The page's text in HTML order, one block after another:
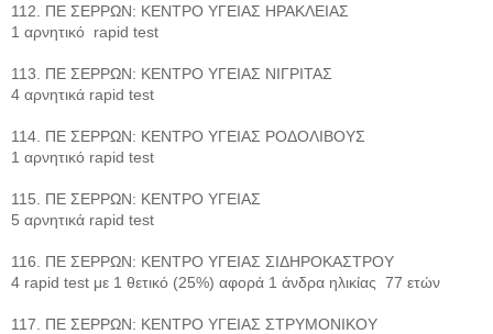
112. ΠΕ ΣΕΡΡΩΝ: ΚΕΝΤΡΟ ΥΓΕΙΑΣ ΗΡΑΚΛΕΙΑΣ
1 αρνητικό rapid test
113. ΠΕ ΣΕΡΡΩΝ: ΚΕΝΤΡΟ ΥΓΕΙΑΣ ΝΙΓΡΙΤΑΣ
4 αρνητικά rapid test
114. ΠΕ ΣΕΡΡΩΝ: ΚΕΝΤΡΟ ΥΓΕΙΑΣ ΡΟΔΟΛΙΒΟΥΣ
1 αρνητικό rapid test
115. ΠΕ ΣΕΡΡΩΝ: ΚΕΝΤΡΟ ΥΓΕΙΑΣ
5 αρνητικά rapid test
116. ΠΕ ΣΕΡΡΩΝ: ΚΕΝΤΡΟ ΥΓΕΙΑΣ ΣΙΔΗΡΟΚΑΣΤΡΟΥ
4 rapid test με 1 θετικό (25%) αφορά 1 άνδρα ηλικίας 77 ετών
117. ΠΕ ΣΕΡΡΩΝ: ΚΕΝΤΡΟ ΥΓΕΙΑΣ ΣΤΡΥΜΟΝΙΚΟΥ